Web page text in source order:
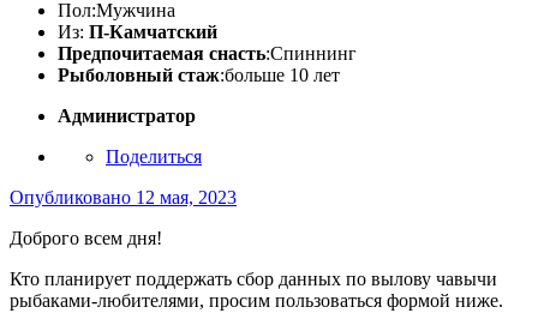
Пол:Мужчина
Из: П-Камчатский
Предпочитаемая снасть:Спиннинг
Рыболовный стаж:больше 10 лет
Администратор
Поделиться
Опубликовано 12 мая, 2023
Доброго всем дня!
Кто планирует поддержать сбор данных по вылову чавычи
рыбаками-любителями, просим пользоваться формой ниже.